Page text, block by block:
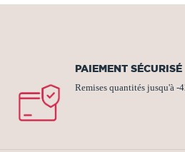
PAIEMENT SÉCURISÉ
Remises quantités jusqu'à -